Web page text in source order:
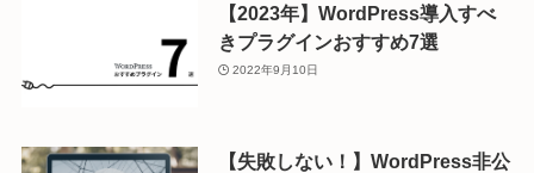
【2023年】WordPress導入すべ
きプラグインおすすめ7選
2022年9月10日
【失敗しない！】WordPress非公